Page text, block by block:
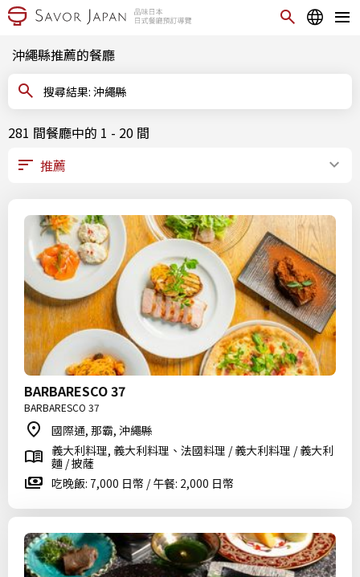
沖繩縣推薦的餐廳
搜尋結果: 沖繩縣
281 間餐廳中的 1 - 20 間
BARBARESCO 37
BARBARESCO 37
國際通, 那霸, 沖繩縣
義大利料理, 義大利料理、法國料理 / 義大利料理 / 義大利
麵 / 披薩
吃晚飯: 7,000 日幣 / 午餐: 2,000 日幣